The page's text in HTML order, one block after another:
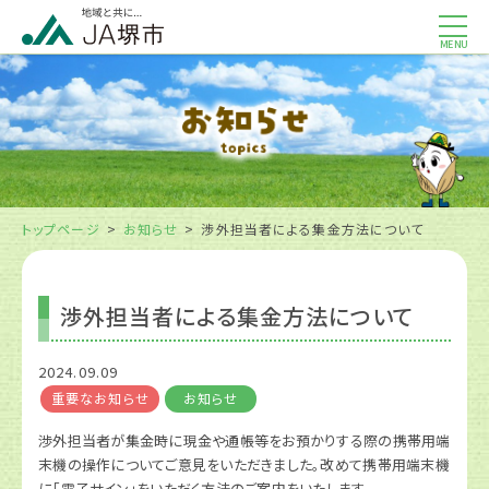
MENU
トップページ お知らせ 渉外担当者による集金方法について
渉外担当者による集金方法について
2024.09.09
重要なお知らせ お知らせ
渉外担当者が集金時に現金や通帳等をお預かりする際の携帯用端
末機の操作についてご意見をいただきました。改めて携帯用端末機